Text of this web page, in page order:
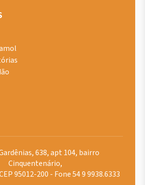
638, apt 104, bairro
Cinquentenário,
95012-200 - Fone 54 9 9938.6333